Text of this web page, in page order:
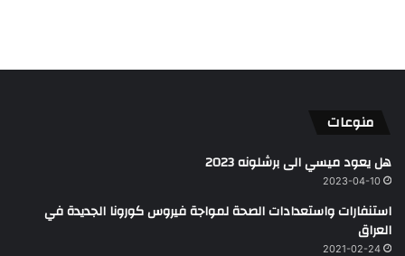
منوعات
هل يعود ميسي الى برشلونه 2023
2023-04-10
استنفارات واستعدادات الصحة لمواجة فيروس كورونا الجديدة في
العراق
2021-02-24